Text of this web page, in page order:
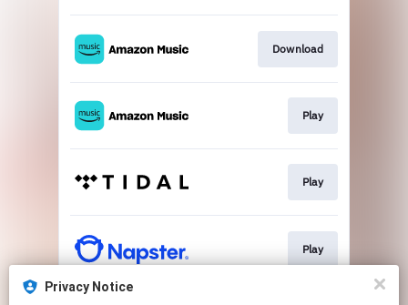
Download
Play
Play
Play
Privacy Notice